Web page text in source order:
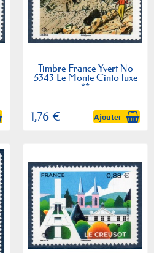
Timbre France Yvert No
5343 Le Monte Cinto luxe
**
1,76 € Ajouter